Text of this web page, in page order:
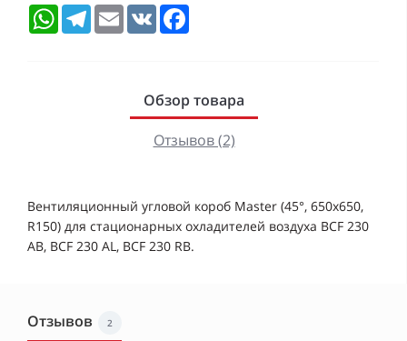
WhatsAppTelegramEmail VK
Обзор товара
Отзывов (2)
Вентиляционный угловой короб Master (45°, 650x650,
R150) для стационарных охладителей воздуха BCF 230
AB, BCF 230 AL, BCF 230 RB.
Отзывов 2